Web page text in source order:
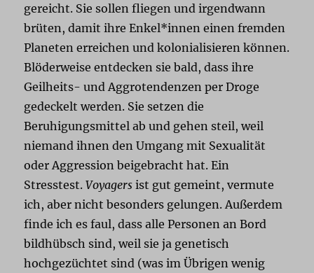
gereicht. Sie sollen fliegen und irgendwann
brüten, damit ihre Enkel*innen einen fremden
Planeten erreichen und kolonialisieren können.
Blöderweise entdecken sie bald, dass ihre
Geilheits- und Aggrotendenzen per Droge
gedeckelt werden. Sie setzen die
Beruhigungsmittel ab und gehen steil, weil
niemand ihnen den Umgang mit Sexualität
oder Aggression beigebracht hat. Ein
Stresstest.Voyagers ist gut gemeint, vermute
ich, aber nicht besonders gelungen. Außerdem
finde ich es faul, dass alle Personen an Bord
bildhübsch sind, weil sie ja genetisch
hochgezüchtet sind (was im Übrigen wenig